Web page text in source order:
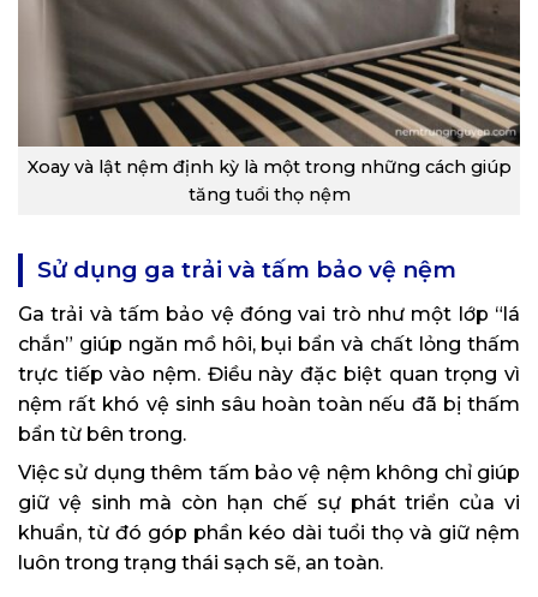
Xoay và lật nệm định kỳ là một trong những cách giúp
tăng tuổi thọ nệm
Sử dụng ga trải và tấm bảo vệ nệm
Ga trải và tấm bảo vệ đóng vai trò như một lớp “lá
chắn” giúp ngăn mồ hôi, bụi bẩn và chất lỏng thấm
trực tiếp vào nệm. Điều này đặc biệt quan trọng vì
nệm rất khó vệ sinh sâu hoàn toàn nếu đã bị thấm
bẩn từ bên trong.
Việc sử dụng thêm tấm bảo vệ nệm không chỉ giúp
giữ vệ sinh mà còn hạn chế sự phát triển của vi
khuẩn, từ đó góp phần kéo dài tuổi thọ và giữ nệm
luôn trong trạng thái sạch sẽ, an toàn.